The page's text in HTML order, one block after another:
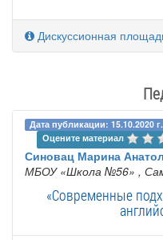
Дискуссионная
Дата публикации: 15.10.2020 г.
Оцените материал
Синовац Марина
МБОУ «Школа №56» ,
«Современные